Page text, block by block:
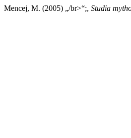
Mencej, M. (2005) „/br>“;, Studia